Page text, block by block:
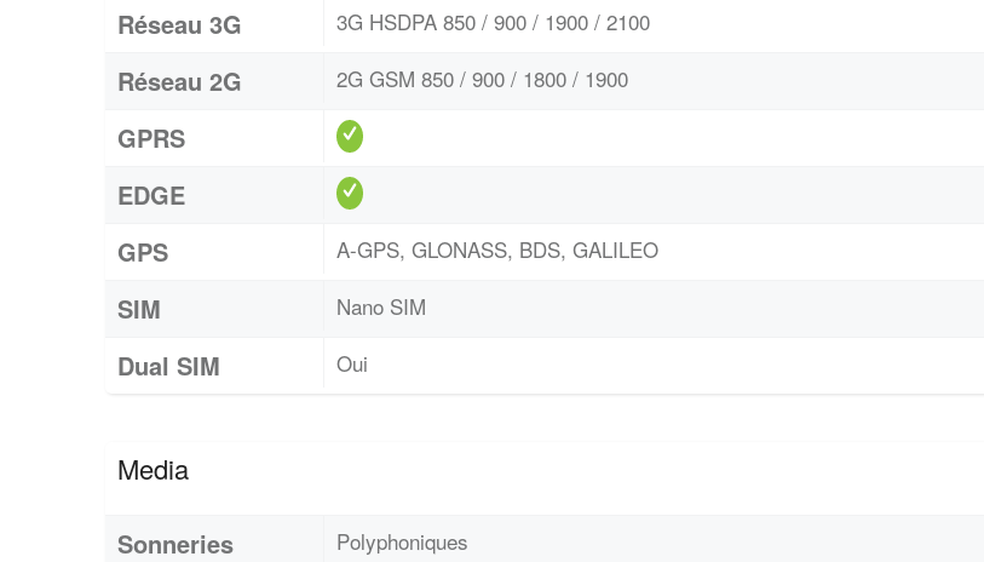
Réseau 3G 3G HSDPA 850 / 900 / 1900 / 2100
Réseau 2G 2G GSM 850 / 900 / 1800 / 1900
GPRS
EDGE
GPS
A-GPS, GLONASS, BDS, GALILEO
SIM Nano SIM
Dual SIM Oui
Media
Sonneries Polyphoniques